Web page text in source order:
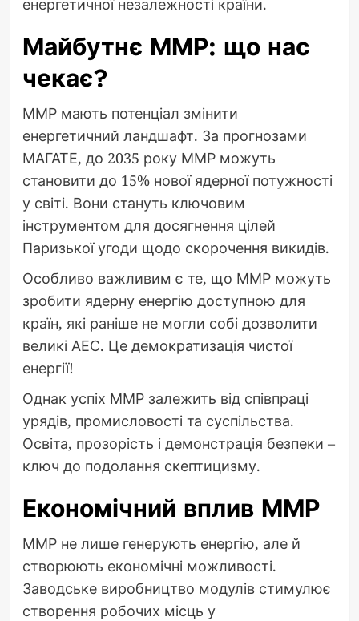
енергетичної незалежності країни.
Майбутнє ММР: що нас
чекає?
ММР мають потенціал змінити
енергетичний ландшафт. За прогнозами
МАГАТЕ, до 2035 року ММР можуть
становити до 15% нової ядерної потужності
у світі. Вони стануть ключовим
інструментом для досягнення цілей
Паризької угоди щодо скорочення викидів.
Особливо важливим є те, що ММР можуть
зробити ядерну енергію доступною для
країн, які раніше не могли собі дозволити
великі АЕС. Це демократизація чистої
енергії!
Однак успіх ММР залежить від співпраці
урядів, промисловості та суспільства.
Освіта, прозорість і демонстрація безпеки –
ключ до подолання скептицизму.
Економічний вплив ММР
ММР не лише генерують енергію, але й
створюють економічні можливості.
Заводське виробництво модулів стимулює
створення робочих місць у